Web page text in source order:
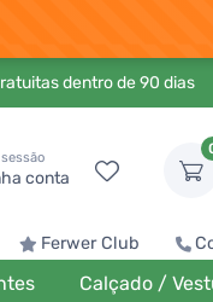
dentro de 90 dias
conta
Ferwer Club
Calçado /